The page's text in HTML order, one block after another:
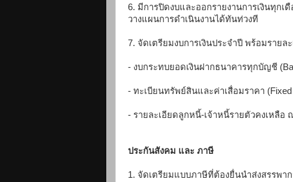
6. มีการปิดงบและออกรายงานการเงินทุกเ
วางแผนการดำเนินงานได้ทันท่วงที
7. จัดเตรียมงบการเงินประจำปี พร้อมราย
- งบกระทบยอดเงินฝากธนาคารทุกบัญชี
- ทะเบียนทรัพย์สินและค่าเสื่อมราคา (Fixed
- รายละเอียดลูกหนี้-เจ้าหนี้รายตัวคงเหลือ
ประกันสังคม และ ภาษี
1. จัดเตรียมแบบภาษีที่ต้องยื่นนำส่งสรรพา